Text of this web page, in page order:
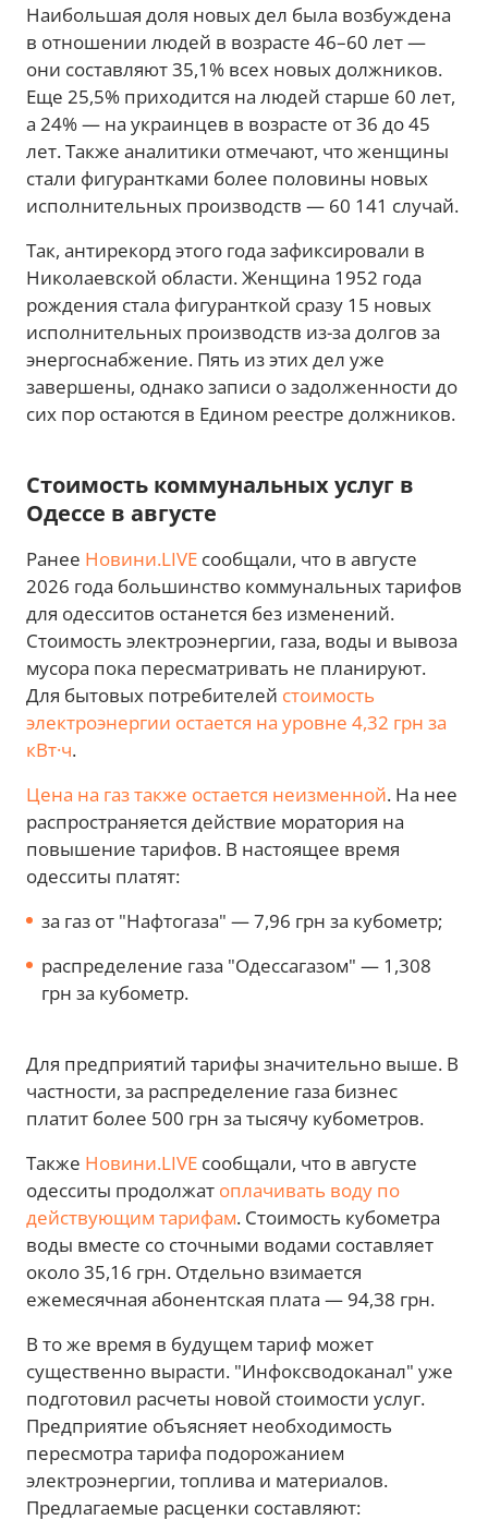
Наибольшая доля новых дел была возбуждена
в отношении людей в возрасте 46–60 лет —
они составляют 35,1% всех новых должников.
Еще 25,5% приходится на людей старше 60 лет,
а 24% — на украинцев в возрасте от 36 до 45
лет. Также аналитики отмечают, что женщины
стали фигурантками более половины новых
исполнительных производств — 60 141 случай.
Так, антирекорд этого года зафиксировали в
Николаевской области. Женщина 1952 года
рождения стала фигуранткой сразу 15 новых
исполнительных производств из-за долгов за
энергоснабжение. Пять из этих дел уже
завершены, однако записи о задолженности до
сих пор остаются в Едином реестре должников.
Стоимость коммунальных услуг в
Одессе в августе
Ранее Новини.LIVE сообщали, что в августе
2026 года большинство коммунальных тарифов
для одесситов останется без изменений.
Стоимость электроэнергии, газа, воды и вывоза
мусора пока пересматривать не планируют.
Для бытовых потребителей стоимость
электроэнергии остается на уровне 4,32 грн за
кВт·ч.
Цена на газ также остается неизменной. На нее
распространяется действие моратория на
повышение тарифов. В настоящее время
одесситы платят:
за газ от "Нафтогаза" — 7,96 грн за кубометр;
распределение газа "Одессагазом" — 1,308
грн за кубометр.
Для предприятий тарифы значительно выше. В
частности, за распределение газа бизнес
платит более 500 грн за тысячу кубометров.
Также Новини.LIVE сообщали, что в августе
одесситы продолжат оплачивать воду по
действующим тарифам. Стоимость кубометра
воды вместе со сточными водами составляет
около 35,16 грн. Отдельно взимается
ежемесячная абонентская плата — 94,38 грн.
В то же время в будущем тариф может
существенно вырасти. "Инфоксводоканал" уже
подготовил расчеты новой стоимости услуг.
Предприятие объясняет необходимость
пересмотра тарифа подорожанием
электроэнергии, топлива и материалов.
Предлагаемые расценки составляют: